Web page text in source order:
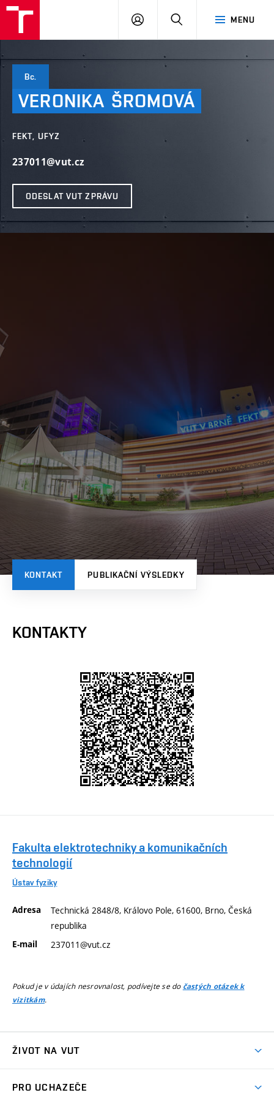
MENU
PŘIHLÁSIT
Bc.
VERONIKA ŠROMOVÁ
FEKT, UFYZ
237011@vut.cz
ODESLAT VUT ZPRÁVU
KONTAKT PUBLIKAČNÍ VÝSLEDKY
KONTAKTY
Fakulta elektrotechniky a komunikačních
technologií
Ústav fyziky
Adresa
Technická 2848/8, Královo Pole, 61600, Brno, Česká
republika
E-mail 237011@vut.cz
Pokud je v údajích nesrovnalost, podívejte se do častých otázek k
vizitkám.
ŽIVOT NA VUT
PRO UCHAZEČE